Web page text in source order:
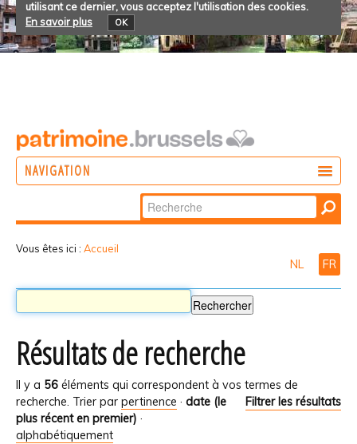
utilisant ce dernier, vous acceptez l'utilisation des cookies.
En savoir plus
OK
NAVIGATION
Chercher par
Recherche
Vous êtes ici : Accueil
NL FR
Résultats de recherche
Il y a 56 éléments qui correspondent à vos termes de
recherche.
Filtrer les résultats
Trier par pertinence · date (le
plus récent en premier) ·
alphabétiquement